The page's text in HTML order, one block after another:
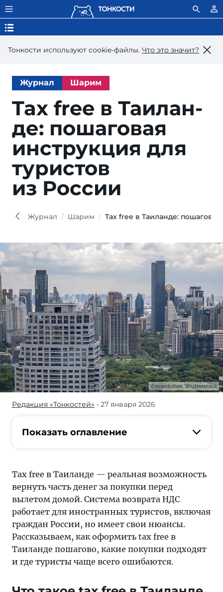
Тонкости используют сookie-файлы. Что это значит?
Журнал Шарим
Tax free в Таи­лан­
де: по­ша­го­вая
инструк­ция для
ту­рис­тов
из России
Журнал Шарим Tax free в Таиланде:
maodoltee, Shutterstock
Как
tax
Таиланде
из
России:
условия
возврата
пошаговая
инструкция,
Редакция «Тонкостей» • 27 января 2026
Показать оглавление
Tax free в Таиланде — реальная возможность
вернуть часть денег за покупки перед
вылетом домой. Система возврата НДС
работает для иностранных туристов, включая
граждан России, но имеет свои нюансы.
Рассказываем, как оформить tax free в
Таиланде пошагово, какие покупки подходят
и где туристы чаще всего ошибаются.